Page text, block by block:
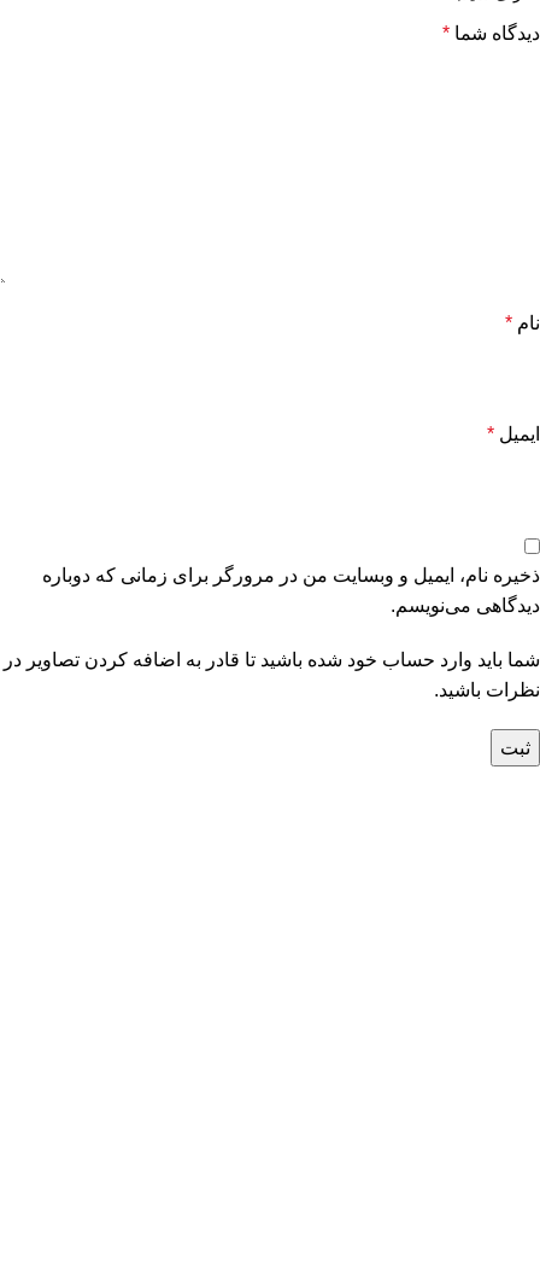
دیدگاه شما *
نام *
ایمیل *
ذخیره نام، ایمیل و وبسایت من در مرورگر برای زمانی که دوباره
دیدگاهی می‌نویسم.
شما باید وارد حساب خود شده باشید تا قادر به اضافه کردن تصاویر در
نظرات باشید.